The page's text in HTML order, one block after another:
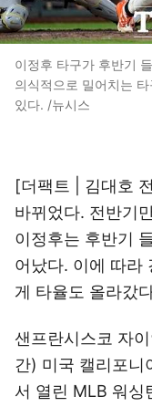
이정후 타구가 후반기
의식적으로 밀어치는
있다. /뉴시스
[더팩트 | 김대호
바뀌었다. 전반기
이정후는 후반기
어났다. 이에 따라
게 타율도 올라갔
샌프란시스코 자
간) 미국 캘리포니
서 열린 MLB 워싱